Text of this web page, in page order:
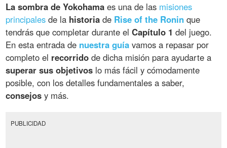
La sombra de Yokohama es una de las misiones
principales de la historia de Rise of the Ronin que
tendrás que completar durante elCapítulo 1 del juego.
En esta entrada de nuestra guía vamos a repasar por
completo el recorrido de dicha misión para ayudarte a
superar sus objetivos lo más fácil y cómodamente
posible, con los detalles fundamentales a saber,
consejos y más.
PUBLICIDAD